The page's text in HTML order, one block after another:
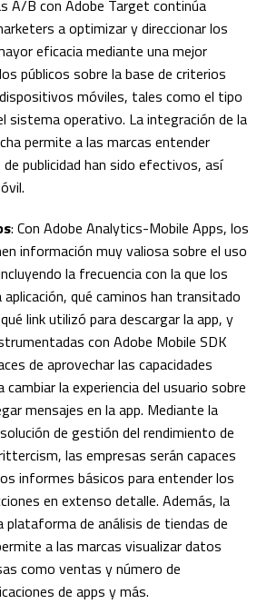
A/B con Adobe Target continúa
a optimizar y direccionar los
eficacia mediante una mejor
públicos sobre la base de criterios
móviles, tales como el tipo
sistema operativo. La integración de la
permite a las marcas entender
publicidad han sido efectivos, así
: Con Adobe Analytics-Mobile Apps, los
información muy valiosa sobre el uso
la frecuencia con la que los
aplicación, qué caminos han transitado
link utilizó para descargar la app, y
con Adobe Mobile SDK
de aprovechar las capacidades
cambiar la experiencia del usuario sobre
mensajes en la app. Mediante la
de gestión del rendimiento de
las empresas serán capaces
informes básicos para entender los
en extenso detalle. Además, la
plataforma de análisis de tiendas de
a las marcas visualizar datos
como ventas y número de
de apps y más.